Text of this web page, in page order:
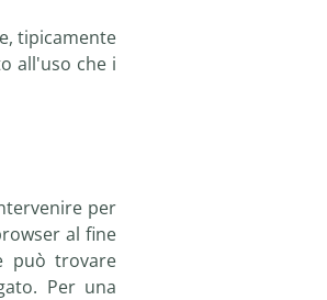
tipicamente
all'uso che i
per
al fine
può trovare
Per una